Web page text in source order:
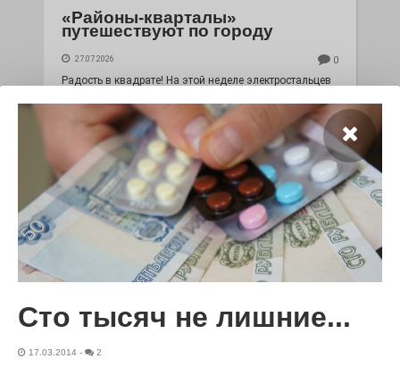
«Районы-кварталы»
путешествуют по городу
27.07.2026 0
Радость в квадрате! На этой неделе электростальцев
100 футов под килем!
Сто тысяч не лишние...
17.03.2014 - 2